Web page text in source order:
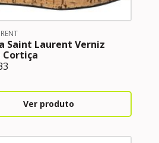
Saint Laurent Verniz
Cortiça
Ver produto